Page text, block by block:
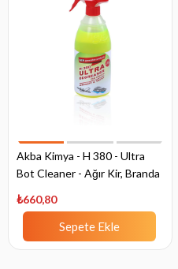
Akba Kimya - H 380 - Ultra
Bot Cleaner - Ağır Kir, Branda
₺660,80
Sepete Ekle